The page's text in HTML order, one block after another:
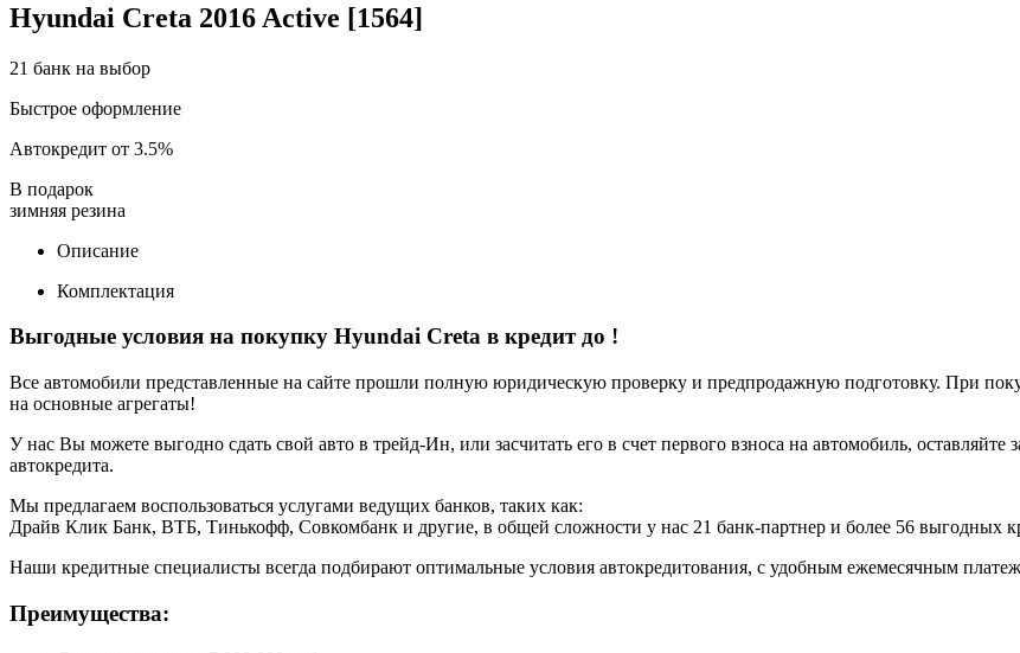
Hyundai Creta 2016 Active [1564]
21 банк на выбор
Быстрое оформление
Автокредит от 3.5%
В подарок
зимняя резина
Описание
Комплектация
Выгодные условия на покупку Hyundai Creta в кредит до !
Все автомобили представленные на сайте прошли полную юридическую проверку и предпродажную подготовку. При
на основные агрегаты!
У нас Вы можете выгодно сдать свой авто в трейд-Ин, или засчитать его в счет первого взноса на автомобиль, оставляйте
автокредита.
Мы предлагаем воспользоваться услугами ведущих банков, таких как:
Драйв Клик Банк, ВТБ, Тинькофф, Совкомбанк и другие, в общей сложности у нас 21 банк-партнер и более 56 выгодных
Наши кредитные специалисты всегда подбирают оптимальные условия автокредитования, с удобным ежемесячным
Преимущества: